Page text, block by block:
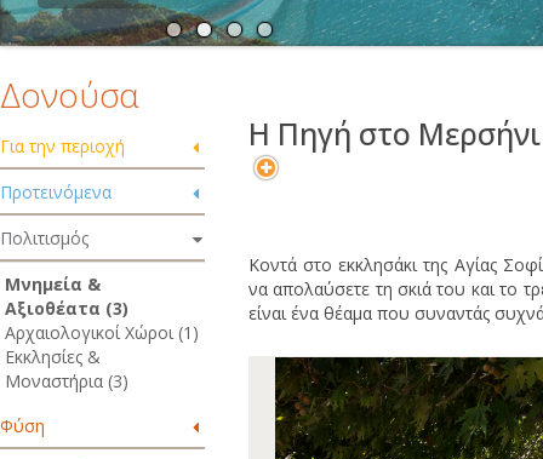
Δονούσα
Για την περιοχή
Προτεινόμενα
Πολιτισμός
Μνημεία &
Αξιοθέατα (3)
Αρχαιολογικοί Χώροι (1)
Εκκλησίες &
Μοναστήρια (3)
Φύση
H Πηγή στο Μερσήνι
Κοντά στο εκκλησάκι της Αγίας
να απολαύσετε τη σκιά του και το
είναι ένα θέαμα που συναντάς